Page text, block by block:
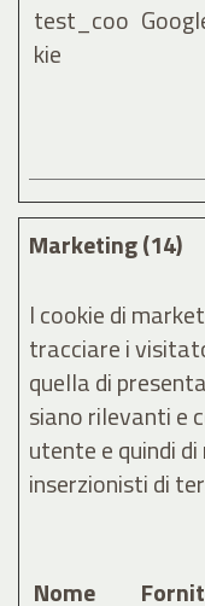
test_coo
kie
Marketing (14)
I cookie di
tracciare i
quella di
siano rilevanti e
utente e quindi
inserzionisti di
Nome